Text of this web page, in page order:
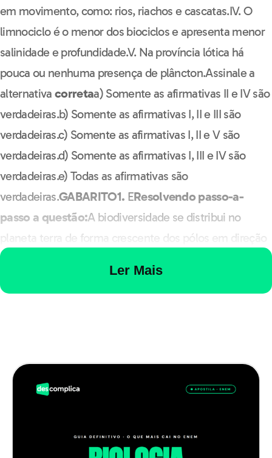
em movimento, como: rios, riachos e cascatas.IV. O
limnociclo é o menor dos biociclos e apresenta menor
salinidade e profundidade.V. Na província lótica há
pouca ou nenhuma presença de plâncton.Assinale a
alternativa corretaa) Somente as afirmativas II e IV são
verdadeiras.b) Somente as afirmativas I, II e III são
verdadeiras.c) Somente as afirmativas I, II e V são
verdadeiras.d) Somente as afirmativas I, III e IV são
verdadeiras.e) Todas as afirmativas são
verdadeiras.GABARITO1. EResolvendo passo-a-
passo a questão:A biodiversidade se distribui no
planeta terra de forma crescente dos pólos em direção
aos trópicos, sendo nos últimos onde encontramos a
maioria dos hotspots ou “pontos quentes” de
daquela região, não sendo encontradas em nenhuma
outra área do planeta. Acredita-se que a precipitação e
direção aos trópicos. Portanto, para colocarmos os
Ler Mais